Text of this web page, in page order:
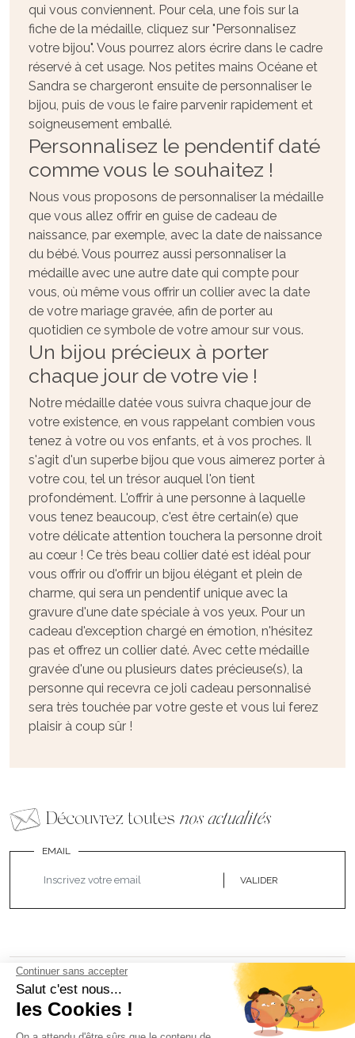
qui vous conviennent. Pour cela, une fois sur la
fiche de la médaille, cliquez sur "Personnalisez
votre bijou". Vous pourrez alors écrire dans le cadre
réservé à cet usage. Nos petites mains Océane et
Sandra se chargeront ensuite de personnaliser le
bijou, puis de vous le faire parvenir rapidement et
soigneusement emballé.
Personnalisez le pendentif daté
comme vous le souhaitez !
Nous vous proposons de personnaliser la médaille
que vous allez offrir en guise de cadeau de
naissance, par exemple, avec la date de naissance
du bébé. Vous pourrez aussi personnaliser la
médaille avec une autre date qui compte pour
vous, où même vous offrir un collier avec la date
de votre mariage gravée, afin de porter au
quotidien ce symbole de votre amour sur vous.
Un bijou précieux à porter
chaque jour de votre vie !
Notre médaille datée vous suivra chaque jour de
votre existence, en vous rappelant combien vous
tenez à votre ou vos enfants, et à vos proches. Il
s'agit d'un superbe bijou que vous aimerez porter à
votre cou, tel un trésor auquel l'on tient
profondément. L'offrir à une personne à laquelle
vous tenez beaucoup, c'est être certain(e) que
votre délicate attention touchera la personne droit
au cœur ! Ce très beau collier daté est idéal pour
vous offrir ou d'offrir un bijou élégant et plein de
charme, qui sera un pendentif unique avec la
gravure d'une date spéciale à vos yeux. Pour un
cadeau d'exception chargé en émotion, n'hésitez
pas et offrez un collier daté. Avec cette médaille
gravée d'une ou plusieurs dates précieuse(s), la
personne qui recevra ce joli cadeau personnalisé
sera très touchée par votre geste et vous lui ferez
plaisir à coup sûr !
Découvrez toutes nos actualités
EMAIL
VALIDER